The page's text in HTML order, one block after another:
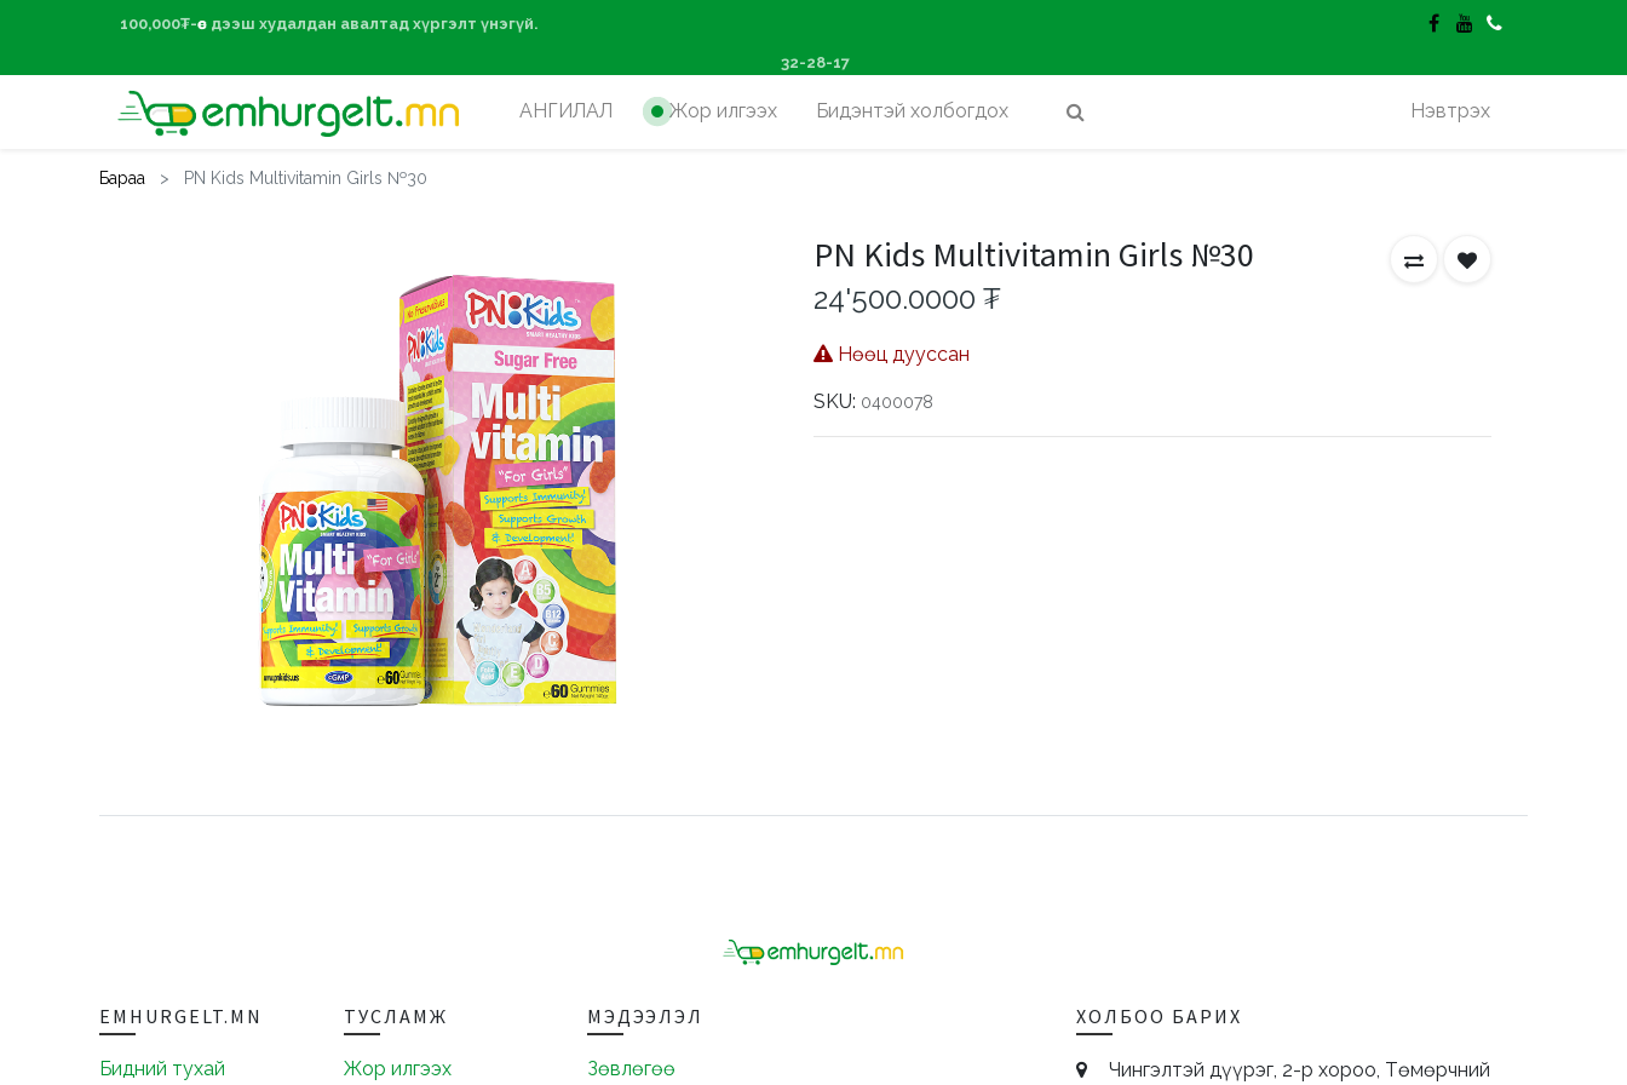
100,000₮-өөс дээш худалдан авалтад хүргэлт үнэгүй.
32-28-17
АНГИЛАЛ Жор илгээх Бидэнтэй холбогдох Нэвтрэх
Бараа PN Kids Multivitamin Girls №30
PN Kids Multivitamin Girls №30
24'500.0000 ₮
Нөөц дууссан
SKU: 0400078
EMHURGELT.MN
Бидний тухай
ТУСЛАМЖ
Жор илгээх
МЭДЭЭЛЭЛ
Зөвлөгөө
ХОЛБОО БАРИХ
Чингэлтэй дүүрэг, 2-р хороо, Төмөрчний